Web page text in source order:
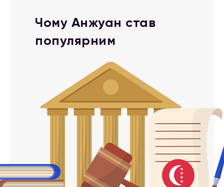
Чому Анжуан став
популярним